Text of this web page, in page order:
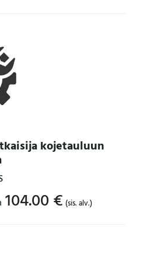
kojetauluun
104.00 € (sis. alv.)